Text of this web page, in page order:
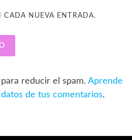
CADA NUEVA ENTRADA.
reducir el spam. Aprende
de tus comentarios.